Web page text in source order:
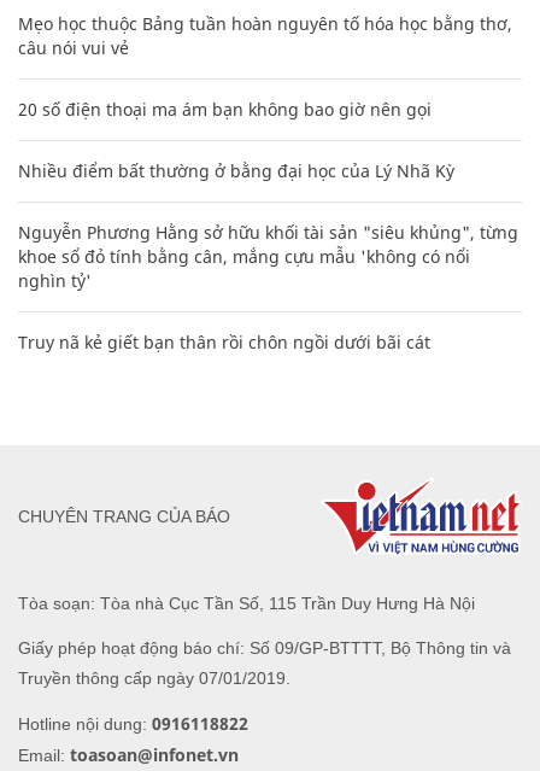
Mẹo học thuộc Bảng tuần hoàn nguyên tố hóa học bằng thơ,
câu nói vui vẻ
20 số điện thoại ma ám bạn không bao giờ nên gọi
Nhiều điểm bất thường ở bằng đại học của Lý Nhã Kỳ
Nguyễn Phương Hằng sở hữu khối tài sản "siêu khủng", từng
khoe sổ đỏ tính bằng cân, mắng cựu mẫu 'không có nổi
nghìn tỷ'
Truy nã kẻ giết bạn thân rồi chôn ngồi dưới bãi cát
Tòa soạn: Tòa nhà Cục Tần Số, 115 Trần Duy Hưng Hà Nội
Giấy phép hoạt động báo chí: Số 09/GP-BTTTT, Bộ Thông tin và
Truyền thông cấp ngày 07/01/2019.
Hotline nội dung: 0916118822
Email: toasoan@infonet.vn
CHUYÊN TRANG CỦA BÁO